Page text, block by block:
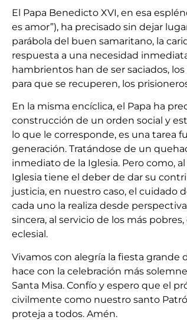
El Papa Benedicto XVI, en esa
es amor”), ha precisado sin dejar
parábola del buen samaritano, la
respuesta a una necesidad
hambrientos han de ser saciados,
para que se recuperen, los
En la misma encíclica, el Papa ha
construcción de un orden social y
lo que le corresponde, es una tarea
generación. Tratándose de un
inmediato de la Iglesia. Pero como,
Iglesia tiene el deber de dar su
justicia, en nuestro caso, el cuidado
cada uno la realiza desde
sincera, al servicio de los más
eclesial.
Vivamos con alegría la fiesta grande
hace con la celebración más
Santa Misa. Confío y espero que el
civilmente como nuestro santo
proteja a todos. Amén.